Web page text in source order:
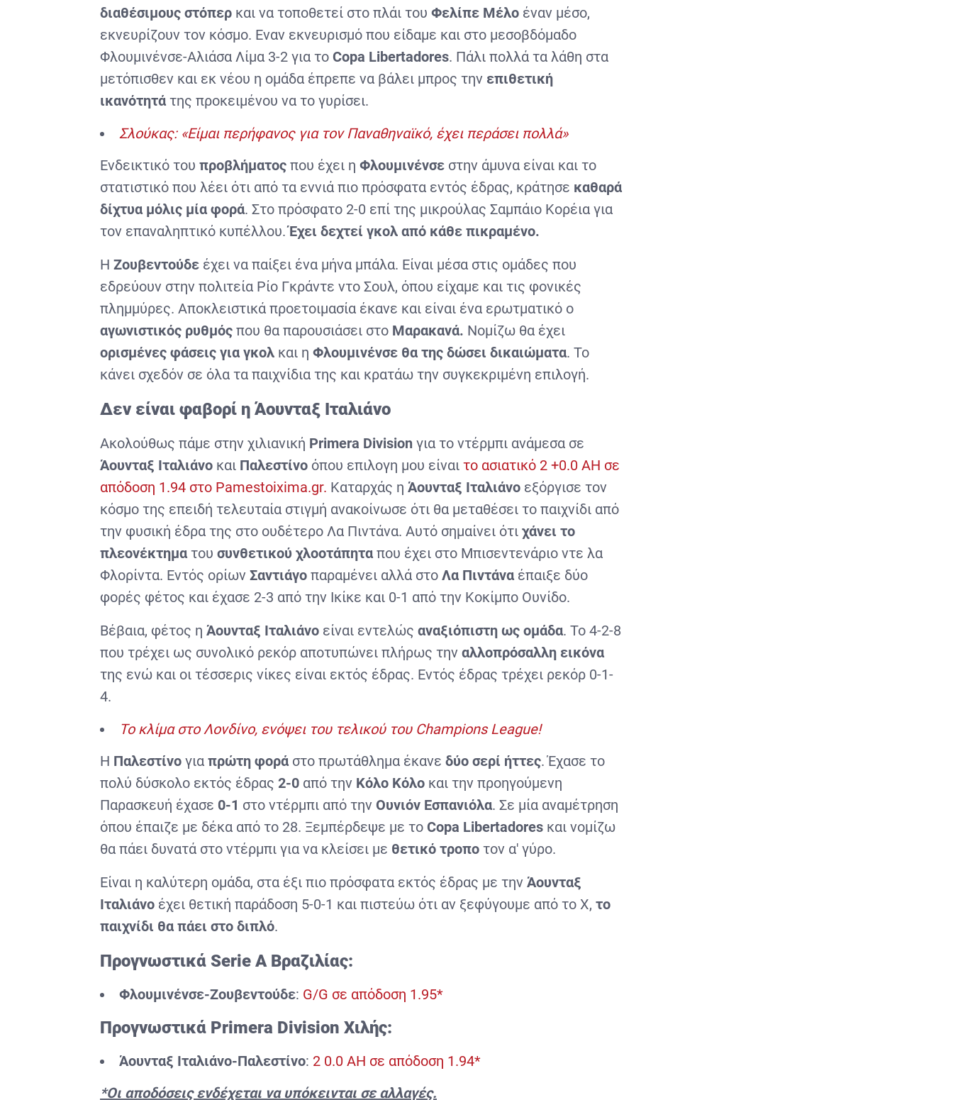
διαθέσιμους στόπερ και να τοποθετεί στο πλάι του Φελίπε Μέλο έναν μέσο,
εκνευρίζουν τον κόσμο. Εναν εκνευρισμό που είδαμε και στο μεσοβδόμαδο
Φλουμινένσε-Αλιάσα Λίμα 3-2 για το Copa Libertadores. Πάλι πολλά τα λάθη στα
μετόπισθεν και εκ νέου η ομάδα έπρεπε να βάλει μπρος την επιθετική
ικανότητά της προκειμένου να το γυρίσει.
Σλούκας: «Είμαι περήφανος για τον Παναθηναϊκό, έχει περάσει πολλά»
Ενδεικτικό του προβλήματος που έχει η Φλουμινένσε στην άμυνα είναι και το
στατιστικό που λέει ότι από τα εννιά πιο πρόσφατα εντός έδρας, κράτησε καθαρά
δίχτυα μόλις μία φορά. Στο πρόσφατο 2-0 επί της μικρούλας Σαμπάιο Κορέια για
τον επαναληπτικό κυπέλλου.Έχει δεχτεί γκολ από κάθε πικραμένο.
Η Ζουβεντούδε έχει να παίξει ένα μήνα μπάλα. Είναι μέσα στις ομάδες που
εδρεύουν στην πολιτεία Ρίο Γκράντε ντο Σουλ, όπου είχαμε και τις φονικές
πλημμύρες. Αποκλειστικά προετοιμασία έκανε και είναι ένα ερωτματικό ο
αγωνιστικός ρυθμός που θα παρουσιάσει στο Μαρακανά. Νομίζω θα έχει
ορισμένες φάσεις για γκολ και η Φλουμινένσε θα της δώσει δικαιώματα. Το
κάνει σχεδόν σε όλα τα παιχνίδια της και κρατάω την συγκεκριμένη επιλογή.
Δεν είναι φαβορί η Άουνταξ Ιταλιάνο
Ακολούθως πάμε στην χιλιανική Primera Division για το ντέρμπι ανάμεσα σε
Άουνταξ Ιταλιάνο και Παλεστίνο όπου επιλογη μου είναι το ασιατικό 2 +0.0 ΑΗ σε
απόδοση 1.94 στο Pamestoixima.gr. Καταρχάς η Άουνταξ Ιταλιάνο εξόργισε τον
κόσμο της επειδή τελευταία στιγμή ανακοίνωσε ότι θα μεταθέσει το παιχνίδι από
την φυσική έδρα της στο ουδέτερο Λα Πιντάνα. Αυτό σημαίνει ότι χάνει το
πλεονέκτημα του συνθετικού χλοοτάπητα που έχει στο Μπισεντενάριο ντε λα
Φλορίντα. Εντός ορίων Σαντιάγο παραμένει αλλά στο Λα Πιντάνα έπαιξε δύο
φορές φέτος και έχασε 2-3 από την Ικίκε και 0-1 από την Κοκίμπο Ουνίδο.
Βέβαια, φέτος η Άουνταξ Ιταλιάνο είναι εντελώς αναξιόπιστη ως ομάδα. Το 4-2-8
που τρέχει ως συνολικό ρεκόρ αποτυπώνει πλήρως την αλλοπρόσαλλη εικόνα
της ενώ και οι τέσσερις νίκες είναι εκτός έδρας. Εντός έδρας τρέχει ρεκόρ 0-1-
4.
Το κλίμα στο Λονδίνο, ενόψει του τελικού του Champions League!
Η Παλεστίνο για πρώτη φορά στο πρωτάθλημα έκανε δύο σερί ήττες. Έχασε το
πολύ δύσκολο εκτός έδρας 2-0 από την Κόλο Κόλο και την προηγούμενη
Παρασκευή έχασε 0-1 στο ντέρμπι από την Ουνιόν Εσπανιόλα. Σε μία αναμέτρηση
όπου έπαιζε με δέκα από το 28. Ξεμπέρδεψε με το Copa Libertadores και νομίζω
θα πάει δυνατά στο ντέρμπι για να κλείσει με θετικό τροπο τον α' γύρο.
Είναι η καλύτερη ομάδα, στα έξι πιο πρόσφατα εκτός έδρας με την Άουνταξ
Ιταλιάνο έχει θετική παράδοση 5-0-1 και πιστεύω ότι αν ξεφύγουμε από το Χ, το
παιχνίδι θα πάει στο διπλό.
Προγνωστικά Serie A Βραζιλίας:
Φλουμινένσε-Ζουβεντούδε: G/G σε απόδοση 1.95*
Προγνωστικά Primera Division Χιλής:
Άουνταξ Ιταλιάνο-Παλεστίνο: 2 0.0 ΑΗ σε απόδοση 1.94*
*Οι αποδόσεις ενδέχεται να υπόκεινται σε αλλαγές.